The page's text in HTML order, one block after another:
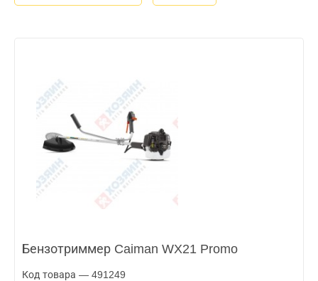
Бензотриммер Caiman WX21 Promo
Код товара — 491249